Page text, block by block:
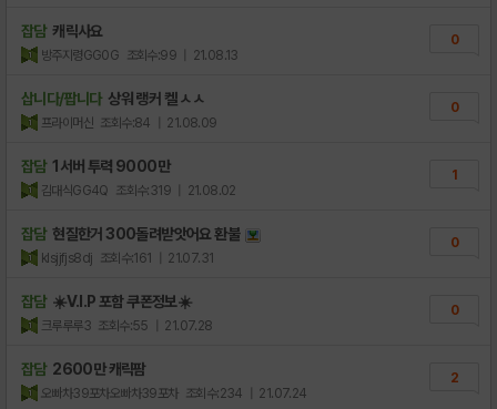
잡담 캐릭사요
방주지령GG0G 조회수:99 | 21.08.13
0
삽니다/팝니다 상워 랭커 켈 ㅅㅅ
프라이머신 조회수:84 | 21.08.09
0
잡담 1서버 투력 9000만
김대식GG4Q 조회수:319 | 21.08.02
1
잡담 현질한거 300돌려받앗어요 환불
klsjjfjs8dj 조회수:161 | 21.07.31
0
잡담 ☀️V.I.P 포함 쿠폰정보☀️
크루루루3 조회수:55 | 21.07.28
0
잡담 2600만 캐릭팜
오빠차39포차오빠차39포차 조회수:234 | 21.07.24
2